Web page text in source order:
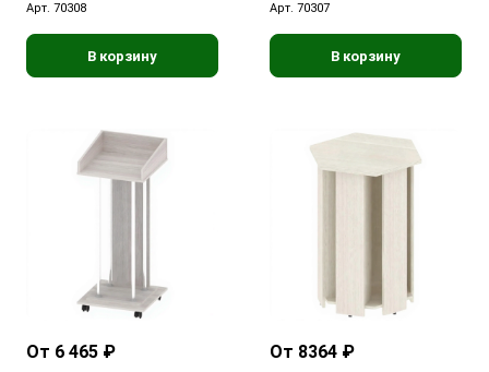
Арт. 70308
В корзину
Арт. 70307
В корзину
От 6 465 ₽ От 8364 ₽